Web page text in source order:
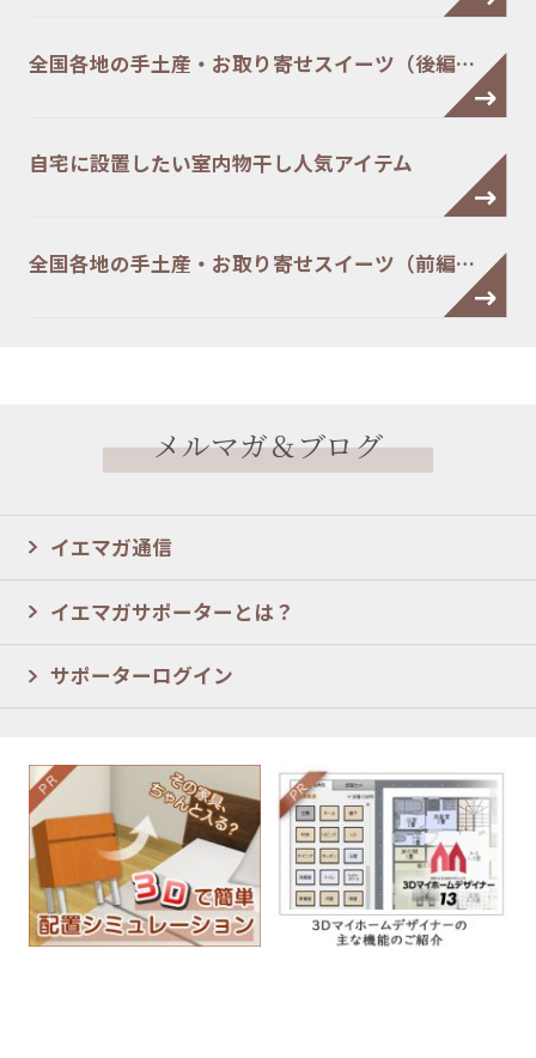
全国各地の手土産・お取り寄せスイーツ（後編…
自宅に設置したい室内物干し人気アイテム
全国各地の手土産・お取り寄せスイーツ（前編…
メルマガ＆ブログ
イエマガ通信
イエマガサポーターとは？
サポーターログイン